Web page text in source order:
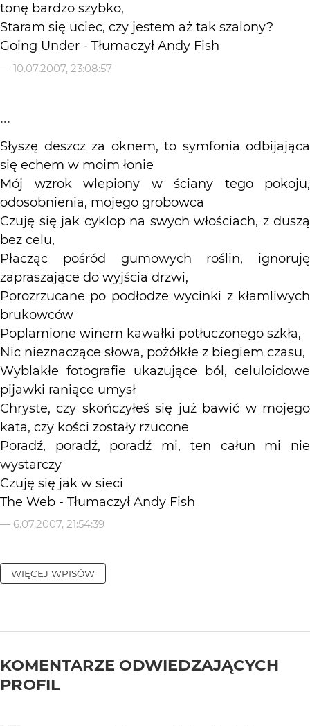
tonę bardzo szybko,
Staram się uciec, czy jestem aż tak szalony?
Going Under - Tłumaczył Andy Fish
— 10.07.2007, 23:08:57
...
Słyszę deszcz za oknem, to symfonia odbijająca
się echem w moim łonie
Mój wzrok wlepiony w ściany tego pokoju,
odosobnienia, mojego grobowca
Czuję się jak cyklop na swych włościach, z duszą
bez celu,
Płacząc pośród gumowych roślin, ignoruję
zapraszające do wyjścia drzwi,
Porozrzucane po podłodze wycinki z kłamliwych
brukowców
Poplamione winem kawałki potłuczonego szkła,
Nic nieznaczące słowa, pożółkłe z biegiem czasu,
Wyblakłe fotografie ukazujące ból, celuloidowe
pijawki raniące umysł
Chryste, czy skończyłeś się już bawić w mojego
kata, czy kości zostały rzucone
Poradź, poradź, poradź mi, ten całun mi nie
wystarczy
Czuję się jak w sieci
The Web - Tłumaczył Andy Fish
— 6.07.2007, 21:54:39
WIĘCEJ WPISÓW
KOMENTARZE ODWIEDZAJĄCYCH
PROFIL